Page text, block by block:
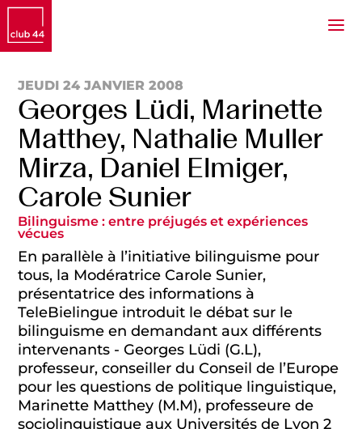
JEUDI 24 JANVIER 2008
Georges Lüdi, Marinette
Matthey, Nathalie Muller
Mirza, Daniel Elmiger,
Carole Sunier
Bilinguisme : entre préjugés et expériences
vécues
En parallèle à l’initiative bilinguisme pour
tous, la Modératrice Carole Sunier,
présentatrice des informations à
TeleBielingue introduit le débat sur le
bilinguisme en demandant aux différents
intervenants - Georges Lüdi (G.L),
professeur, conseiller du Conseil de l’Europe
pour les questions de politique linguistique,
Marinette Matthey (M.M), professeure de
sociolinguistique aux Universités de Lyon 2